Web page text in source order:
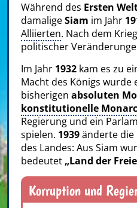
Während des Ersten
damaligeSiam im Jahr
Alliierten. Nach dem
politischer
Im Jahr 1932 kam es zu
Macht des Königs wurde
bisherigen absoluten
konstitutionelle
Regierung und ein
spielen. 1939änderte die
des Landes: Aus Siam
bedeutet „Land der
Korruption und